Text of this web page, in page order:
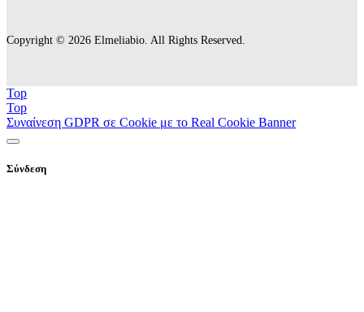
Copyright © 2026 Elmeliabio. All Rights Reserved.
Top
Top
Συναίνεση GDPR σε Cookie με το Real Cookie Banner
Σύνδεση